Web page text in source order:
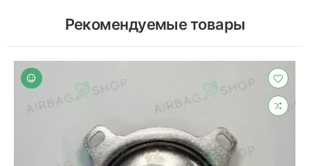
Рекомендуемые товары